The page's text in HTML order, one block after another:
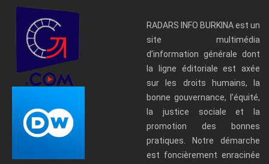
RADARS INFO BURKINA est un
site multimédia
d’information générale dont
la ligne éditoriale est axée
sur les droits humains, la
bonne gouvernance, l’équité,
la justice sociale et la
promotion des bonnes
pratiques. Notre démarche
est foncièrement enracinée